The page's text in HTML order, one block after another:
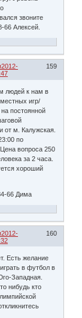
звоните
66 Алексей.
159
2012-
людей к нам в
игр/
постоянной
от м. Калужская.
по
вопроса 250
за 2 часа.
хороший
66 Дима
160
2012-
Есть желание
в футбол в
Западная.
нибудь кто